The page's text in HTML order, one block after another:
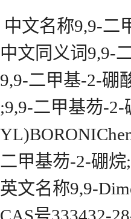
中文名称9,9-二
中文同义词9,9-
9,9-二甲基-2-硼
;9,9-二甲基芴-
二甲基芴-2-硼
英文名称9,9-